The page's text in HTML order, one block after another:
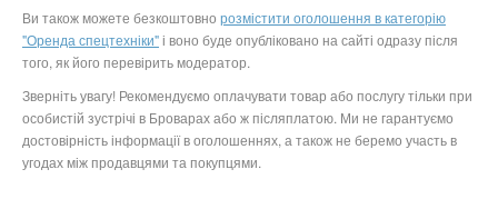
Ви також можете безкоштовно розмістити оголошення в категорію
"Оренда спецтехніки"і воно буде опубліковано на сайті одразу після
того, як його перевірить модератор.
Зверніть увагу! Рекомендуємо оплачувати товар або послугу тільки при
особистій зустрічі в Броварах або ж післяплатою. Ми не гарантуємо
достовірність інформації в оголошеннях, а також не беремо участь в
угодах між продавцями та покупцями.